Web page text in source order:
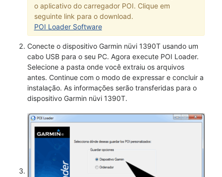
o aplicativo do carregador POI. Clique em
seguinte link para o download.
POI Loader Software
Conecte o dispositivo Garmin nüvi 1390T usando um
cabo USB para o seu PC. Agora execute POI Loader.
Selecione a pasta onde você extraiu os arquivos
antes. Continue com o modo de expressar e concluir a
instalação. As informações serão transferidas para o
dispositivo Garmin nüvi 1390T.